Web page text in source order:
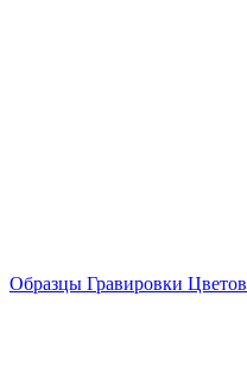
Образцы Гравировки Цветов